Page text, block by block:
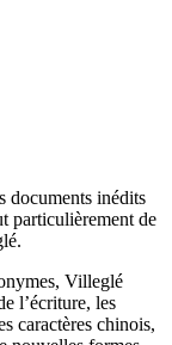
documents inédits
particulièrement de
Villeglé
l’écriture, les
caractères chinois,